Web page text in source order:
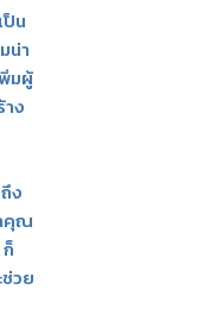
น
น่า
มผู้
ง
ง
คุณ
วย